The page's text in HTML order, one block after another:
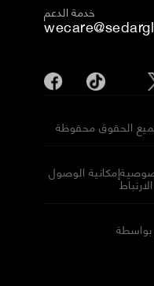
خدمة الدعم
إمكانية الوصول